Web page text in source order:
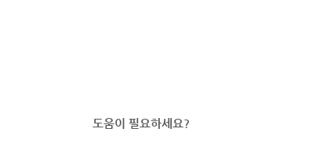
도움이 필요하세요?